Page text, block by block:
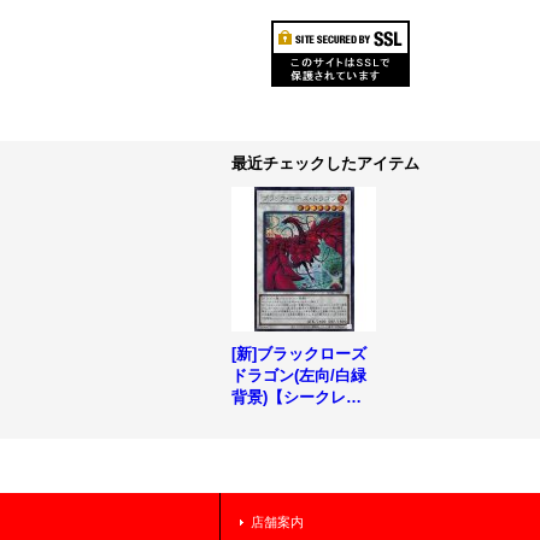
最近チェックしたアイテム
[新]ブラックローズ
ドラゴン(左向/白緑
背景)【シークレッ
店舗案内